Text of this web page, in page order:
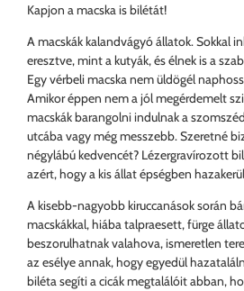
Kapjon a macska is bilétát!
A macskák kalandvágyó állatok. Sokkal
eresztve, mint a kutyák, és élnek is a
Egy vérbeli macska nem üldögél
Amikor éppen nem a jól megérdemelt
macskák barangolni indulnak a
utcába vagy még messzebb. Szeretné
négylábú kedvencét? Lézergravírozott
azért, hogy a kis állat épségben
A kisebb-nagyobb kiruccanások során
macskákkal, hiába talpraesett, fürge
beszorulhatnak valahova, ismeretlen
az esélye annak, hogy egyedül
biléta segíti a cicák megtalálóit abban,